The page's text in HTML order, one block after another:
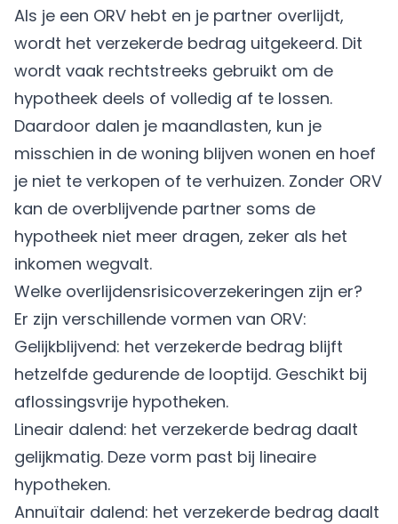
Als je een ORV hebt en je partner overlijdt,
wordt het verzekerde bedrag uitgekeerd. Dit
wordt vaak rechtstreeks gebruikt om de
hypotheek deels of volledig af te lossen.
Daardoor dalen je maandlasten, kun je
misschien in de woning blijven wonen en hoef
je niet te verkopen of te verhuizen. Zonder ORV
kan de overblijvende partner soms de
hypotheek niet meer dragen, zeker als het
inkomen wegvalt.
Welke overlijdensrisicoverzekeringen zijn er?
Er zijn verschillende vormen van ORV:
Gelijkblijvend: het verzekerde bedrag blijft
hetzelfde gedurende de looptijd. Geschikt bij
aflossingsvrije hypotheken.
Lineair dalend: het verzekerde bedrag daalt
gelijkmatig. Deze vorm past bij lineaire
hypotheken.
Annuïtair dalend: het verzekerde bedrag daalt